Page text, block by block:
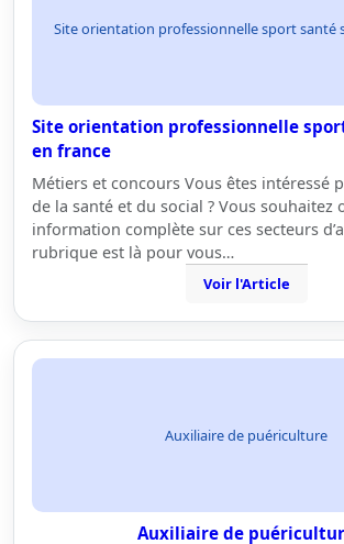
Site orientation professionnelle sport santé
Site orientation professionnelle
en france
Métiers et concours Vous êtes intéressé
de la santé et du social ? Vous souhaitez
information complète sur ces secteurs
rubrique est là pour vous…
Voir l'Article
Auxiliaire de puériculture
Auxiliaire de